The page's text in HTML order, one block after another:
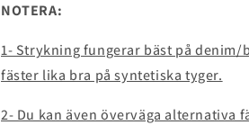
NOTERA:
1- Strykning fungerar bäst på
fäster lika bra på syntetiska tyger.
2- Du kan även överväga alternativa